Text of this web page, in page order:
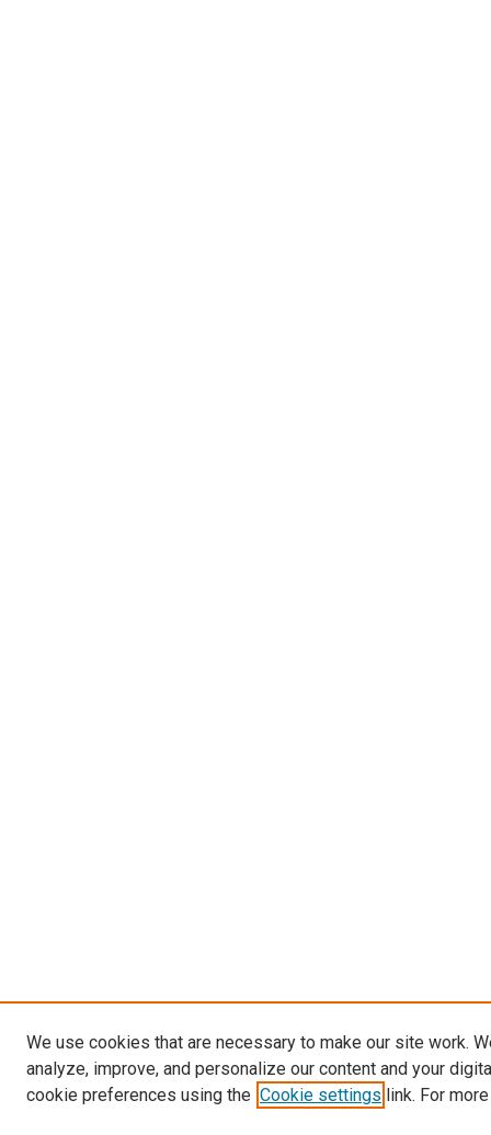
We use cookies that are necessary to make our site work.
analyze, improve, and personalize our content and your
cookie preferences using the Cookie settings link. For